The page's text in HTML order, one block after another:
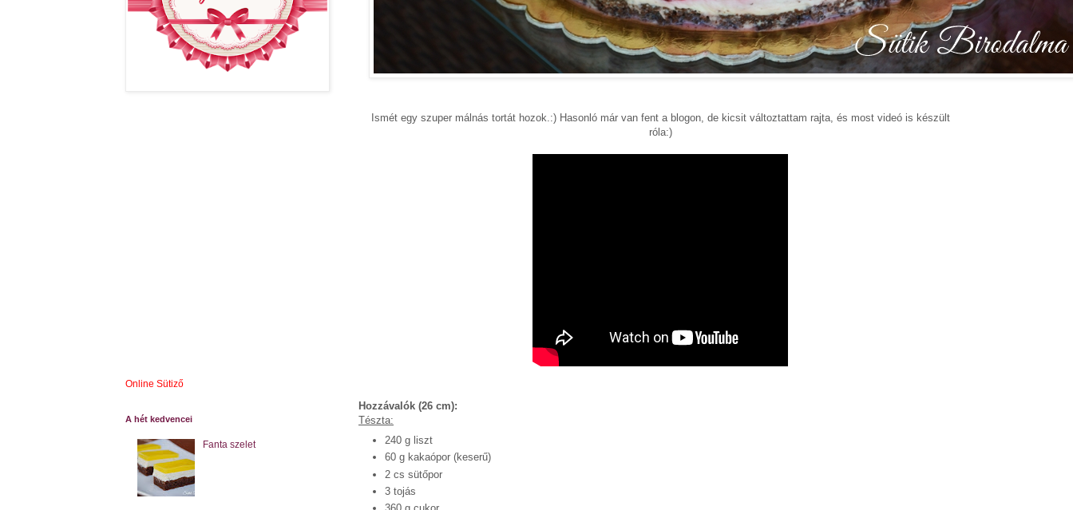
Ismét egy szuper málnás tortát hozok.:) Hasonló már van fent a blogon, de kicsit változtattam rajta, és most videó is készült
róla:)
Hozzávalók (26 cm):
Tészta:
240 g liszt
60 g kakaópor (keserű)
2 cs sütőpor
3 tojás
Online Sütiző
A hét kedvencei
Fanta szelet